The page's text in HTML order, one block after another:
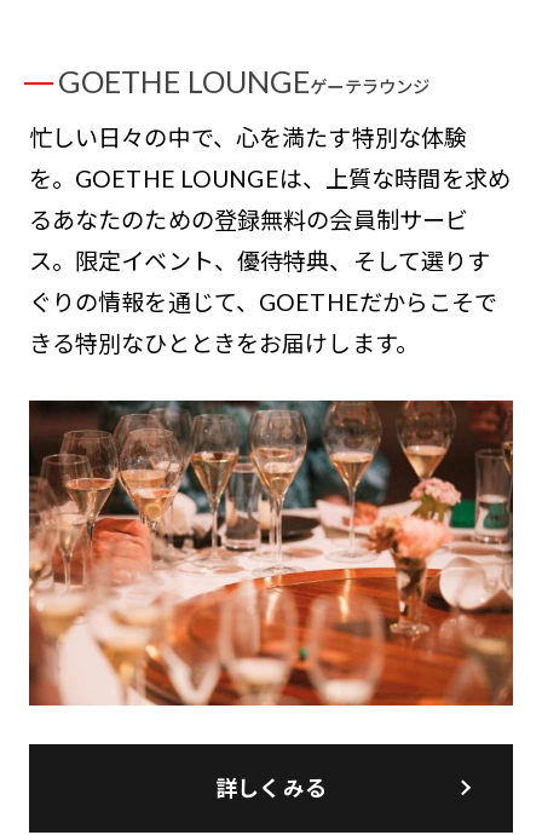
GOETHE LOUNGEゲーテラウンジ
忙しい日々の中で、心を満たす特別な体験
を。GOETHE LOUNGEは、上質な時間を求め
るあなたのための登録無料の会員制サービ
ス。限定イベント、優待特典、そして選りす
ぐりの情報を通じて、GOETHEだからこそで
きる特別なひとときをお届けします。
詳しくみる